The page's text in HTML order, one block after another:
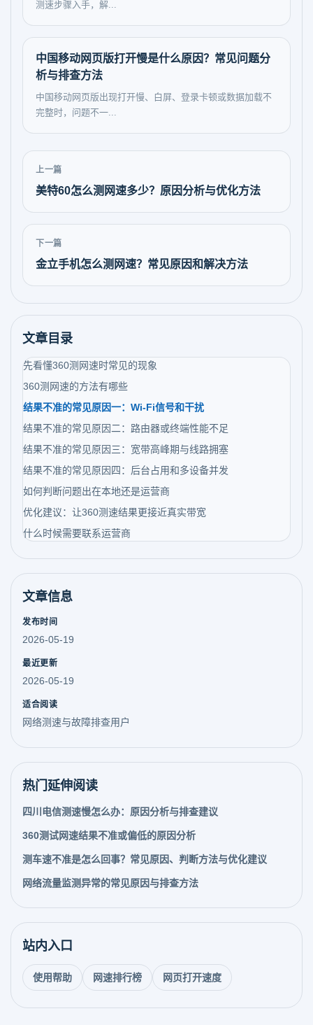
测速步骤入手，解...
中国移动网页版打开慢是什么原因？常见问题分
析与排查方法
中国移动网页版出现打开慢、白屏、登录卡顿或数据加载不
完整时，问题不一...
上一篇
美特60怎么测网速多少？原因分析与优化方法
下一篇
金立手机怎么测网速？常见原因和解决方法
文章目录
先看懂360测网速时常见的现象
360测网速的方法有哪些
结果不准的常见原因一：Wi-Fi信号和干扰
结果不准的常见原因二：路由器或终端性能不足
结果不准的常见原因三：宽带高峰期与线路拥塞
结果不准的常见原因四：后台占用和多设备并发
如何判断问题出在本地还是运营商
优化建议：让360测速结果更接近真实带宽
什么时候需要联系运营商
文章信息
发布时间
2026-05-19
最近更新
2026-05-19
适合阅读
网络测速与故障排查用户
热门延伸阅读
四川电信测速慢怎么办：原因分析与排查建议
360测试网速结果不准或偏低的原因分析
测车速不准是怎么回事？常见原因、判断方法与优化建议
网络流量监测异常的常见原因与排查方法
站内入口
使用帮助 网速排行榜 网页打开速度